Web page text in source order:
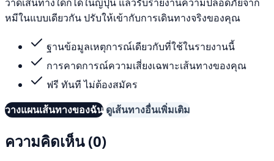
วาดเส้นทางใดก็ได้ในญี่ปุ่น แล้วรับรายงานความปลอดภัยจาก
หมีในแบบเดียวกัน ปรับให้เข้ากับการเดินทางจริงของคุณ
ฐานข้อมูลเหตุการณ์เดียวกับที่ใช้ในรายงานนี้
การคาดการณ์ความเสี่ยงเฉพาะเส้นทางของคุณ
ฟรี ทันที ไม่ต้องสมัคร
วางแผนเส้นทางของฉัน ดูเส้นทางอื่นเพิ่มเติม
ความคิดเห็น (0)